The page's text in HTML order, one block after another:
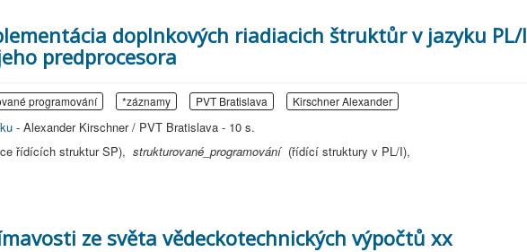
doplnkových riadiacich štruktůr v jazyku PL/I
predprocesora
programování *záznamy PVT Bratislava Kirschner Alexander
- Alexander Kirschner / PVT Bratislava - 10 s.
řídících struktur SP), strukturované_programování (řídící struktury v PL/I),
ze světa vědeckotechnických výpočtů xx